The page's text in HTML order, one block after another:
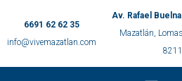
6691 62 62 35
info@vivemazatlan.com
Av. Rafael
Mazatlán,